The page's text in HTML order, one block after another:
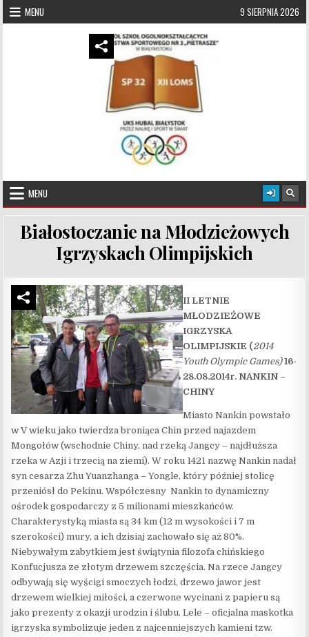
Skip to content
MENU 9 SIERPNIA 2026
UKS Hubal Białystok
MENU
Białostoczanie na Młodzieżowych
Igrzyskach Olimpijskich
II LETNIE
MŁODZIEŻOWE
IGRZYSKA
OLIMPIJSKIE (2014
Youth Olympic Games)16-
28.08.2014r. NANKIN –
CHINY
Miasto Nankin powstało
w V wieku jako twierdza broniąca Chin przed najazdem
Mongołów (wschodnie Chiny, nad rzeką Jangcy – najdłuższa
rzeka w Azji i trzecią na ziemi). W roku 1421 nazwę Nankin nadał
syn cesarza Zhu Yuanzhanga – Yongle, który później stolicę
przeniósł do Pekinu. Współczesny Nankin to dynamiczny
ośrodek gospodarczy z 5 milionami mieszkańców.
Charakterystyką miasta są 34 km (12 m wysokości i 7 m
szerokości) mury, a ich dzisiaj zachowało się aż 80%.
Niebywałym zabytkiem jest świątynia filozofa chińskiego
Konfucjusza ze złotym drzewem szczęścia. Na rzece Jangcy
odbywają się wyścigi smoczych łodzi, drzewo jawor jest
drzewem wielkiej miłości, a czerwone wycinani z papieru są
jako prezenty z okazji urodzin i ślubu. Lele – oficjalna maskotka
igrzyska symbolizuje jeden z najcenniejszych kamieni tzw.